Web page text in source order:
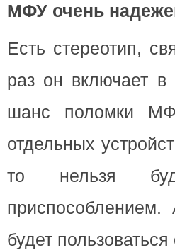
МФУ очень
Есть стереотип,
раз он включает в
шанс поломки
отдельных
то нельзя
будет